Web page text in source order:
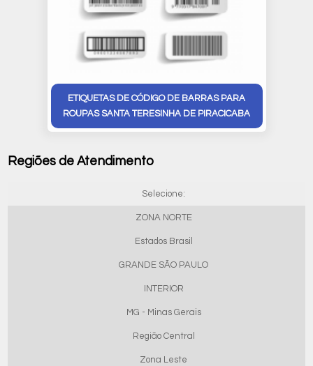
ETIQUETAS DE CÓDIGO DE BARRAS PARA
ROUPAS SANTA TERESINHA DE PIRACICABA
Regiões de Atendimento
Selecione:
ZONA NORTE
Estados Brasil
GRANDE SÃO PAULO
INTERIOR
MG - Minas Gerais
Região Central
Zona Leste